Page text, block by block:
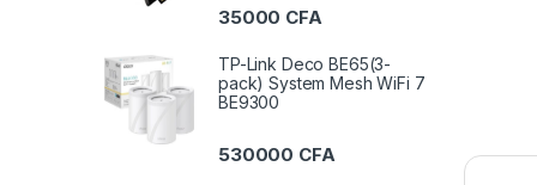
35000 CFA
TP-Link Deco BE65(3-
pack) System Mesh WiFi 7
BE9300
530000 CFA